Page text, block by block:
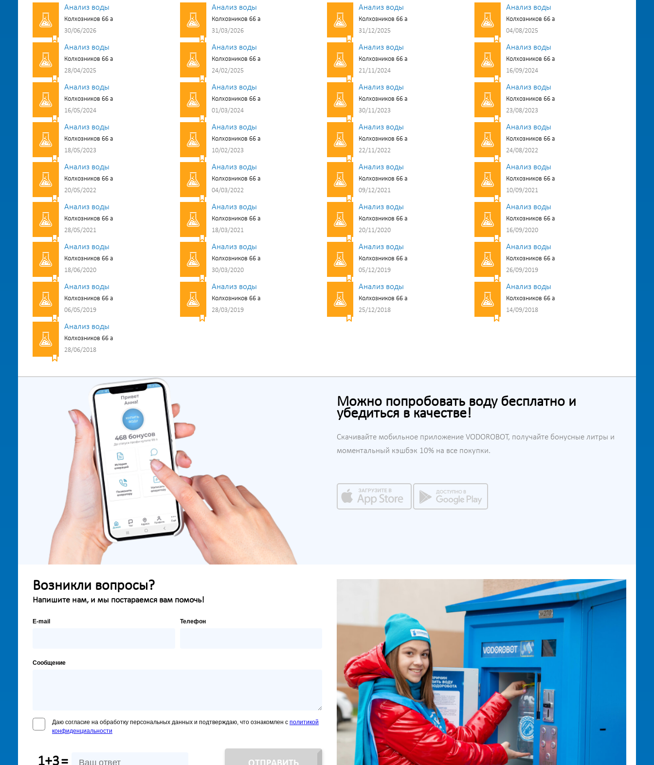
Анализ воды
Колхозников 66 а
30/06/2026
Анализ воды
Колхозников 66 а
31/03/2026
Анализ воды
Колхозников 66 а
31/12/2025
Анализ воды
Колхозников 66 а
04/08/2025
Анализ воды
Колхозников 66 а
28/04/2025
Анализ воды
Колхозников 66 а
24/02/2025
Анализ воды
Колхозников 66 а
21/11/2024
Анализ воды
Колхозников 66 а
16/09/2024
Анализ воды
Колхозников 66 а
16/05/2024
Анализ воды
Колхозников 66 а
01/03/2024
Анализ воды
Колхозников 66 а
30/11/2023
Анализ воды
Колхозников 66 а
23/08/2023
Анализ воды
Колхозников 66 а
18/05/2023
Анализ воды
Колхозников 66 а
10/02/2023
Анализ воды
Колхозников 66 а
22/11/2022
Анализ воды
Колхозников 66 а
24/08/2022
Анализ воды
Колхозников 66 а
20/05/2022
Анализ воды
Колхозников 66 а
04/03/2022
Анализ воды
Колхозников 66 а
09/12/2021
Анализ воды
Колхозников 66 а
10/09/2021
Анализ воды
Колхозников 66 а
28/05/2021
Анализ воды
Колхозников 66 а
18/03/2021
Анализ воды
Колхозников 66 а
20/11/2020
Анализ воды
Колхозников 66 а
16/09/2020
Анализ воды
Колхозников 66 а
18/06/2020
Анализ воды
Колхозников 66 а
30/03/2020
Анализ воды
Колхозников 66 а
05/12/2019
Анализ воды
Колхозников 66 а
26/09/2019
Анализ воды
Колхозников 66 а
06/05/2019
Анализ воды
Колхозников 66 а
28/03/2019
Анализ воды
Колхозников 66 а
25/12/2018
Анализ воды
Колхозников 66 а
14/09/2018
Анализ воды
Колхозников 66 а
28/06/2018
Можно попробовать воду бесплатно и
убедиться в качестве!
Скачивайте мобильное приложение VODOROBOT, получайте бонусные литры и
моментальный кэшбэк 10% на все покупки.
Возникли вопросы?
Напишите нам, и мы постараемся вам помочь!
E-mail Телефон
Сообщение
Даю согласие на обработку персональных данных и подтверждаю, что ознакомлен с политикой
конфиденциальности
1+3=